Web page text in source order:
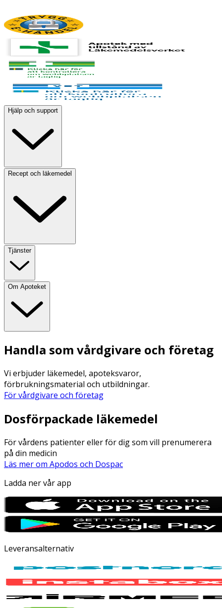
Hjälp och support
Recept och läkemedel
Tjänster
Om Apoteket
Handla som vårdgivare och företag
Vi erbjuder läkemedel, apoteksvaror,
förbrukningsmaterial och utbildningar.
För vårdgivare och företag
Dosförpackade läkemedel
För vårdens patienter eller för dig som vill prenumerera
på din medicin
Läs mer om Apodos och Dospac
Ladda ner vår app
Leveransalternativ